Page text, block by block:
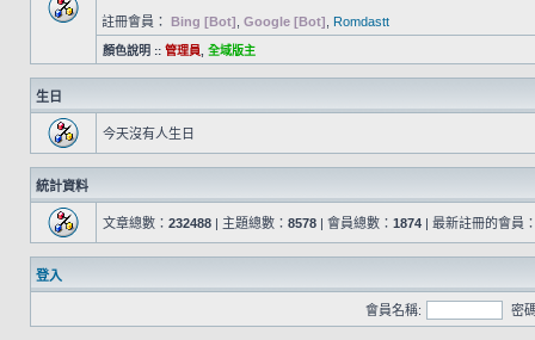
註冊會員： Bing [Bot] Google [Bot] Romdastt
顏色說明 :: 管理員 全域版主
生日
今天沒有人生日
統計資料
文章總數： 232488 | 主題總數： 8578 | 會員總數： 1874 | 最新註冊的會員
登入
會員名稱: 密